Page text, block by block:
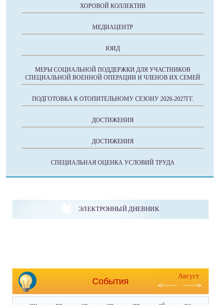
ХОРОВОЙ КОЛЛЕКТИВ
МЕДИАЦЕНТР
ЮИД
МЕРЫ СОЦИАЛЬНОЙ ПОДДЕРЖКИ ДЛЯ УЧАСТНИКОВ
СПЕЦИАЛЬНОЙ ВОЕННОЙ ОПЕРАЦИИ И ЧЛЕНОВ ИХ СЕМЕЙ
ПОДГОТОВКА К ОТОПИТЕЛЬНОМУ СЕЗОНУ 2026-2027ГГ.
ДОСТИЖЕНИЯ
ДОСТИЖЕНИЯ
СПЕЦИАЛЬНАЯ ОЦЕНКА УСЛОВИЙ ТРУДА
ЭЛЕКТРОННЫЙ ДНЕВНИК
События
Август